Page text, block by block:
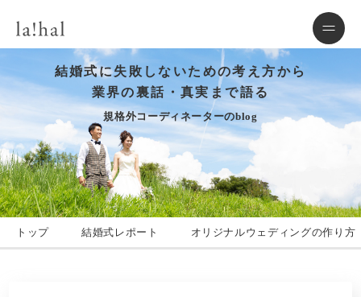
結婚式に失敗しないための考え方から
業界の裏話・真実まで語る
規格外コーディネーターのblog
トップ 結婚式レポート オリジナルウェディングの作り方